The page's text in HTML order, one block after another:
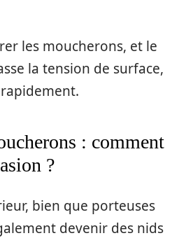
les moucherons, et le
la tension de surface,
: comment
?
bien que porteuses
devenir des nids